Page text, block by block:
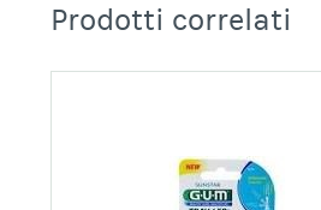
Prodotti correlati